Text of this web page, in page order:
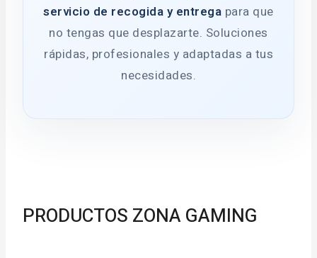
servicio de recogida y entrega para que
no tengas que desplazarte. Soluciones
rápidas, profesionales y adaptadas a tus
necesidades.
PRODUCTOS ZONA GAMING